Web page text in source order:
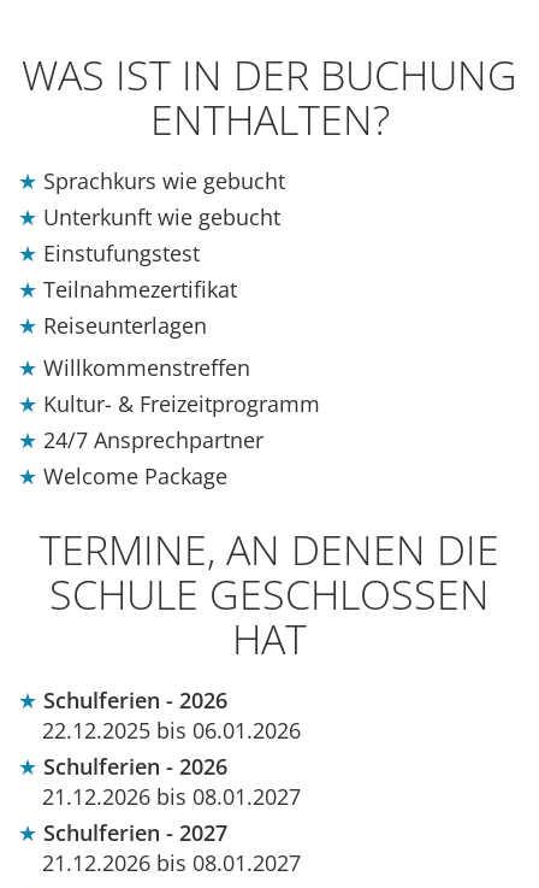
WAS IST IN DER BUCHUNG
ENTHALTEN?
Sprachkurs wie gebucht
Unterkunft wie gebucht
Einstufungstest
Teilnahmezertifikat
Reiseunterlagen
Willkommenstreffen
Kultur- & Freizeitprogramm
24/7 Ansprechpartner
Welcome Package
TERMINE, AN DENEN DIE
SCHULE GESCHLOSSEN
HAT
Schulferien - 2026
22.12.2025 bis 06.01.2026
Schulferien - 2026
21.12.2026 bis 08.01.2027
Schulferien - 2027
21.12.2026 bis 08.01.2027